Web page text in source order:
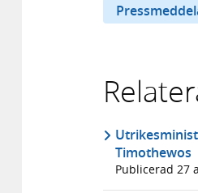
Timothewos
Publicerad 27